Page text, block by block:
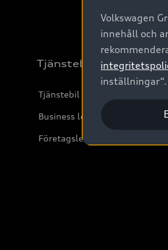
Tjänstebil
Tjänstebil
Business lease online
Företagsleasing
Volkswagen
innehåll och
inställningar“.